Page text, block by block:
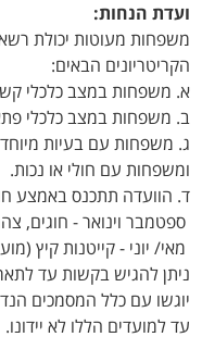
ועדת הנחות:
משפחות מעוטות יכולת
הקריטריונים הבאים:
א. משפחות במצב כלכלי
ב. משפחות במצב כלכלי
ג. משפחות עם בעיות
ומשפחות עם חולי או נכות.
ד. הוועדה תתכנס באמצע
ספטמבר וינואר - חוגים,
מאי/ יוני - קייטנות קיץ
יוגשו עם כלל המסמכים
עד למועדים הללו לא יידונו.